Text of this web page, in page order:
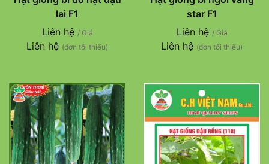
lai F1
Liên hệ / Giá
Liên hệ (đơn tối thiểu)
star F1
Liên hệ / Giá
Liên hệ (đơn tối thiểu)